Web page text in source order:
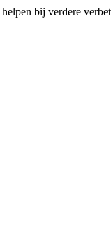
bij verdere